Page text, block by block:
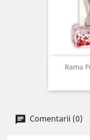
Rama
Comentarii (0)